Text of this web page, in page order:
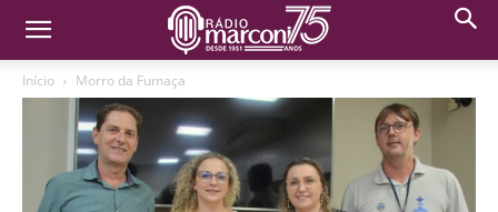
Início Morro da Fumaça